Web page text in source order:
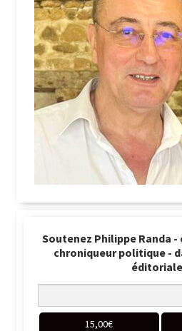
Soutenez Philippe Randa
chroniqueur politique -
15,00€